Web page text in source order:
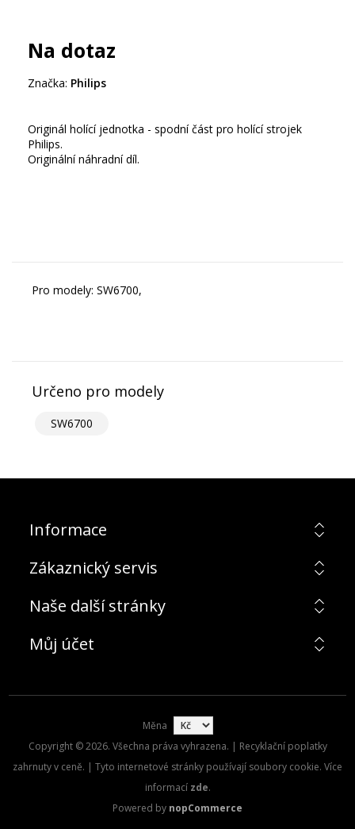
Na dotaz
Značka: Philips
Originál holící jednotka - spodní část pro holící strojek
Philips.
Originální náhradní díl.
Pro modely: SW6700,
Určeno pro modely
SW6700
Informace
Zákaznický servis
Naše další stránky
Můj účet
Měna
Copyright © 2026. Všechna práva vyhrazena. | Recyklační poplatky
zahrnuty v ceně. | Tyto internetové stránky používají soubory cookie. Více
informací zde.
Powered by nopCommerce